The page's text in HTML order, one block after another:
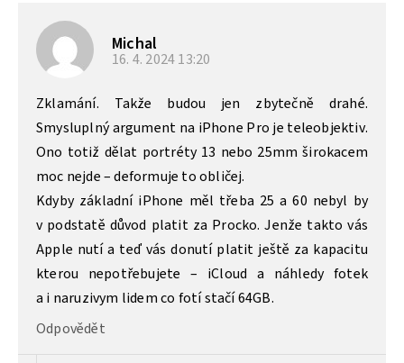
Michal
16. 4. 202413:20
Zklamání. Takže budou jen zbytečně drahé.
Smysluplný argument na iPhone Pro je teleobjektiv.
Ono totiž dělat portréty 13 nebo 25mm širokacem
moc nejde – deformuje to obličej.
Kdyby základní iPhone měl třeba 25 a 60 nebyl by
v podstatě důvod platit za Procko. Jenže takto vás
Apple nutí a teď vás donutí platit ještě za kapacitu
kterou nepotřebujete – iCloud a náhledy fotek
a i naruzivym lidem co fotí stačí 64GB.
Odpovědět